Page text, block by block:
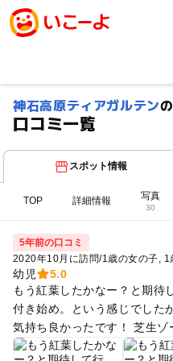
神石高原ティアガルテンの
口コミ一覧
スポット情報
TOP 詳細情報 写真
30
5年前の口コミ
2020年10月に訪問/1歳の女の子 1
幼児
5.0
もう紅葉したかなー？と期待
付き始め。という感じでした
気持ち良かったです！ 芝生ゾーンはゆる〜い傾斜があって走り
回るのも楽しそうでした。